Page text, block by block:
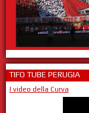
TIFO TUBE PERUGIA
I video della Curva